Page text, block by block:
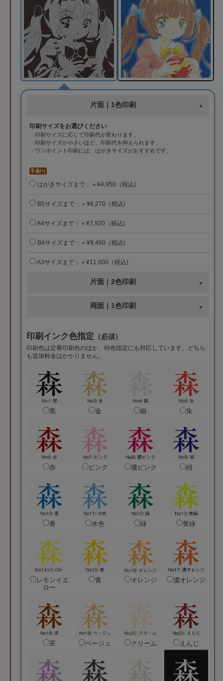
片面｜1色印刷
印刷サイズをお選びください
・印刷サイズに応じて印刷代が変わります。
・印刷サイズが小さいほど、印刷代を抑えられます。
・ワンポイント印刷には、はがきサイズがおすすめです。
手刷り
はがきサイズまで：＋¥4,950（税込)
B5サイズまで：＋¥6,270（税込)
A4サイズまで：＋¥7,920（税込)
B4サイズまで：＋¥9,460（税込)
A3サイズまで：＋¥11,000（税込)
片面｜2色印刷
両面｜1色印刷
印刷インク色指定 （必須）
印刷色は定番印刷色のほか、特色指定にも対応しています。どちら
も追加料金はかかりません。
黒 金 銀 朱
赤 ピンク 濃ピンク 紺
青 水色 緑 黄緑
レモンイエ
ロー
黄 オレンジ 濃オレンジ
茶 ベージュ クリーム えんじ